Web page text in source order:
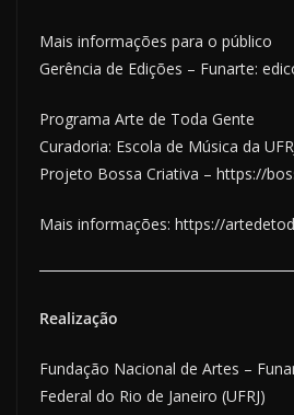
Mais informações para o público
Gerência de Edições – Funarte:
Programa Arte de Toda Gente
Curadoria: Escola de Música da
Projeto Bossa Criativa – https://
Mais informações: https://
Realização
Fundação Nacional de Artes –
Federal do Rio de Janeiro (UFRJ)